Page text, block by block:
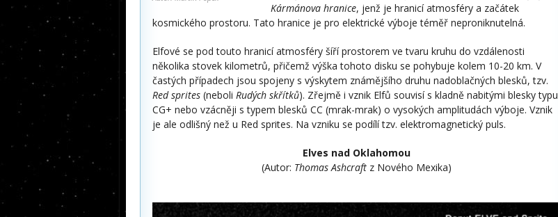
Kármánova hranice, jenž je hranicí atmosféry a začátek
kosmického prostoru. Tato hranice je pro elektrické výboje téměř neproniknutelná.
Elfové se pod touto hranicí atmosféry šíří prostorem ve tvaru kruhu do vzdálenosti
několika stovek kilometrů, přičemž výška tohoto disku se pohybuje kolem 10-20 km. V
častých případech jsou spojeny s výskytem známějšího druhu nadoblačných blesků, tzv.
Red sprites (neboli Rudých skřítků). Zřejmě i vznik Elfů souvisí s kladně nabitými blesky typu
CG+ nebo vzácněji s typem blesků CC (mrak-mrak) o vysokých amplitudách výboje. Vznik
je ale odlišný než u Red sprites. Na vzniku se podílí tzv. elektromagnetický puls.
Elves nad Oklahomou
(Autor: Thomas Ashcraftz Nového Mexika)